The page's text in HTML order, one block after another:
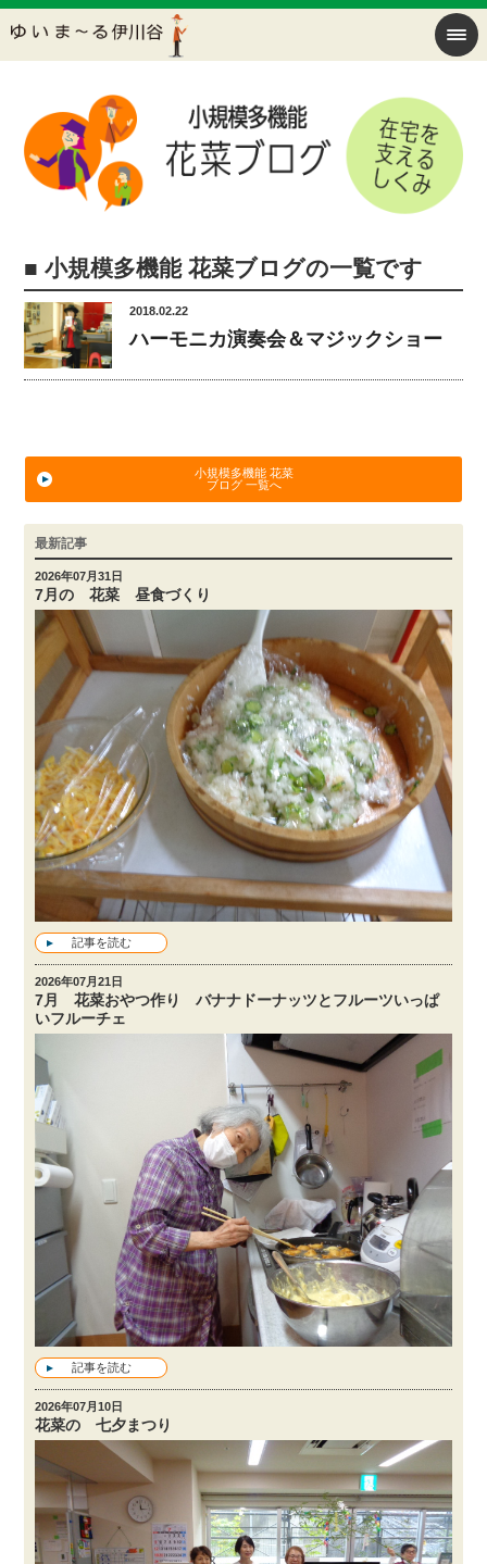
■ 小規模多機能 花菜ブログの一覧です
2018.02.22
ハーモニカ演奏会＆マジックショー
小規模多機能 花菜
ブログ 一覧へ
最新記事
2026年07月31日
7月の 花菜 昼食づくり
記事を読む
2026年07月21日
7月 花菜おやつ作り バナナドーナッツとフルーツいっぱ
いフルーチェ
記事を読む
2026年07月10日
花菜の 七夕まつり